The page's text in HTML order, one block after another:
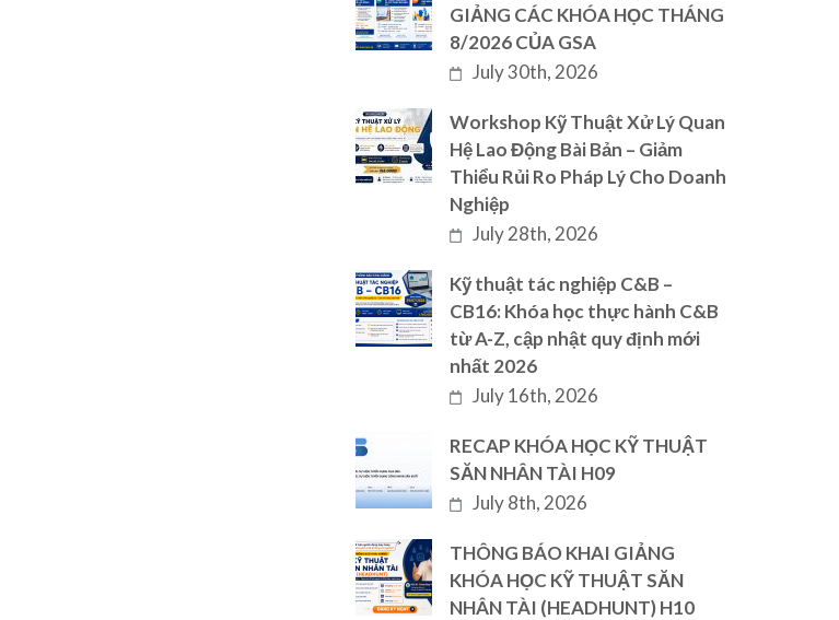
GIẢNG CÁC KHÓA HỌC THÁNG
8/2026 CỦA GSA
July 30th, 2026
Workshop Kỹ Thuật Xử Lý Quan
Hệ Lao Động Bài Bản – Giảm
Thiểu Rủi Ro Pháp Lý Cho Doanh
Nghiệp
July 28th, 2026
Kỹ thuật tác nghiệp C&B –
CB16: Khóa học thực hành C&B
từ A-Z, cập nhật quy định mới
nhất 2026
July 16th, 2026
RECAP KHÓA HỌC KỸ THUẬT
SĂN NHÂN TÀI H09
July 8th, 2026
THÔNG BÁO KHAI GIẢNG
KHÓA HỌC KỸ THUẬT SĂN
NHÂN TÀI (HEADHUNT) H10